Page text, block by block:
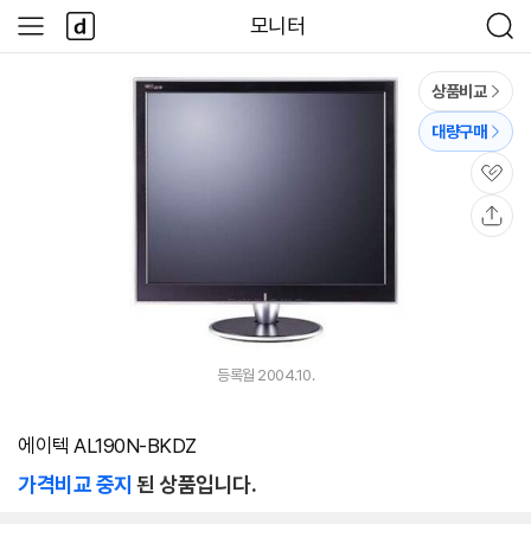
모니터
검
색
사
이
다
나
와
상품비교
대량구매
관
심
등록월 2004.10.
에이텍 AL190N-BKDZ
가격비교 중지 된 상품입니다.